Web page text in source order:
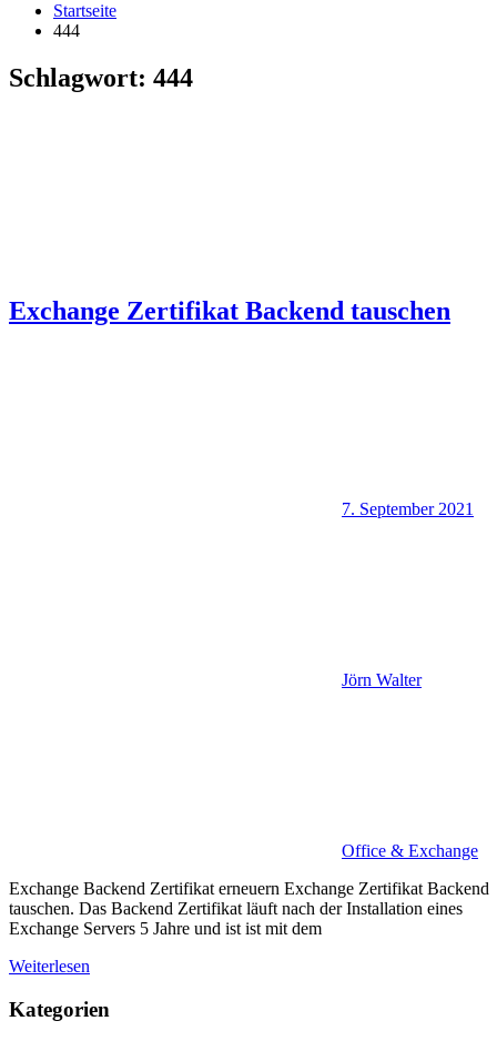
Startseite
444
Schlagwort: 444
Exchange Zertifikat Backend tauschen
7. September 2021
Jörn Walter
Office & Exchange
Exchange Backend Zertifikat erneuern Exchange Zertifikat Backend
tauschen. Das Backend Zertifikat läuft nach der Installation eines
Exchange Servers 5 Jahre und ist ist mit dem
Weiterlesen
Kategorien